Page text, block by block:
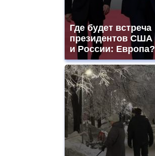
Где будет встреча
президентов США
и России: Европа?